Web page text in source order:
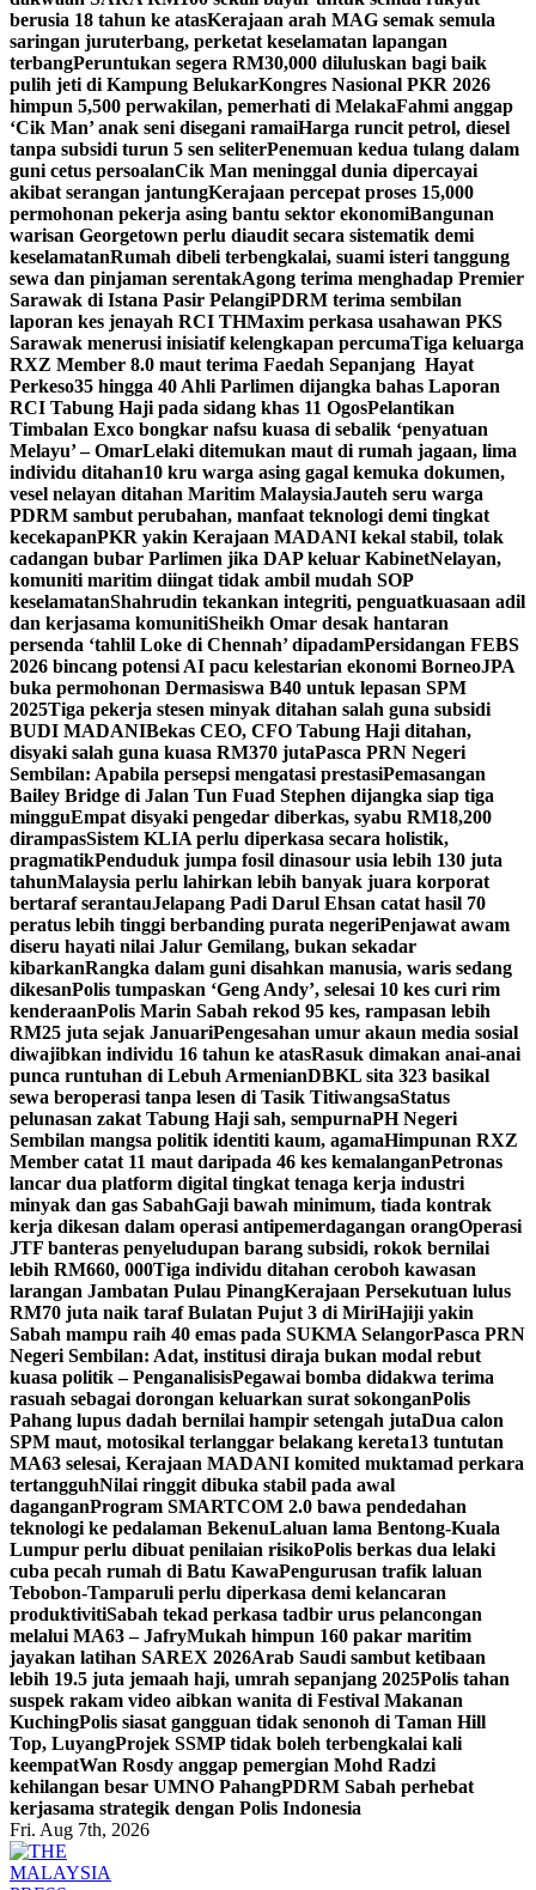
berusia 18 tahun ke atasKerajaan arah MAG semak semula
saringan juruterbang, perketat keselamatan lapangan
terbangPeruntukan segera RM30,000 diluluskan bagi baik
pulih jeti di Kampung BelukarKongres Nasional PKR 2026
himpun 5,500 perwakilan, pemerhati di MelakaFahmi anggap
‘Cik Man’ anak seni disegani ramaiHarga runcit petrol, diesel
tanpa subsidi turun 5 sen seliterPenemuan kedua tulang dalam
guni cetus persoalanCik Man meninggal dunia dipercayai
akibat serangan jantungKerajaan percepat proses 15,000
permohonan pekerja asing bantu sektor ekonomiBangunan
warisan Georgetown perlu diaudit secara sistematik demi
keselamatanRumah dibeli terbengkalai, suami isteri tanggung
sewa dan pinjaman serentakAgong terima menghadap Premier
Sarawak di Istana Pasir PelangiPDRM terima sembilan
laporan kes jenayah RCI THMaxim perkasa usahawan PKS
Sarawak menerusi inisiatif kelengkapan percumaTiga keluarga
RXZ Member 8.0 maut terima Faedah Sepanjang Hayat
Perkeso35 hingga 40 Ahli Parlimen dijangka bahas Laporan
RCI Tabung Haji pada sidang khas 11 OgosPelantikan
Timbalan Exco bongkar nafsu kuasa di sebalik ‘penyatuan
Melayu’ – OmarLelaki ditemukan maut di rumah jagaan, lima
individu ditahan10 kru warga asing gagal kemuka dokumen,
vesel nelayan ditahan Maritim MalaysiaJauteh seru warga
PDRM sambut perubahan, manfaat teknologi demi tingkat
kecekapanPKR yakin Kerajaan MADANI kekal stabil, tolak
cadangan bubar Parlimen jika DAP keluar KabinetNelayan,
komuniti maritim diingat tidak ambil mudah SOP
keselamatanShahrudin tekankan integriti, penguatkuasaan adil
dan kerjasama komunitiSheikh Omar desak hantaran
persenda ‘tahlil Loke di Chennah’ dipadamPersidangan FEBS
2026 bincang potensi AI pacu kelestarian ekonomi BorneoJPA
buka permohonan Dermasiswa B40 untuk lepasan SPM
2025Tiga pekerja stesen minyak ditahan salah guna subsidi
BUDI MADANIBekas CEO, CFO Tabung Haji ditahan,
disyaki salah guna kuasa RM370 jutaPasca PRN Negeri
Sembilan: Apabila persepsi mengatasi prestasiPemasangan
Bailey Bridge di Jalan Tun Fuad Stephen dijangka siap tiga
mingguEmpat disyaki pengedar diberkas, syabu RM18,200
dirampasSistem KLIA perlu diperkasa secara holistik,
pragmatikPenduduk jumpa fosil dinasour usia lebih 130 juta
tahunMalaysia perlu lahirkan lebih banyak juara korporat
bertaraf serantauJelapang Padi Darul Ehsan catat hasil 70
peratus lebih tinggi berbanding purata negeriPenjawat awam
diseru hayati nilai Jalur Gemilang, bukan sekadar
kibarkanRangka dalam guni disahkan manusia, waris sedang
dikesanPolis tumpaskan ‘Geng Andy’, selesai 10 kes curi rim
kenderaanPolis Marin Sabah rekod 95 kes, rampasan lebih
RM25 juta sejak JanuariPengesahan umur akaun media sosial
diwajibkan individu 16 tahun ke atasRasuk dimakan anai-anai
punca runtuhan di Lebuh ArmenianDBKL sita 323 basikal
sewa beroperasi tanpa lesen di Tasik TitiwangsaStatus
pelunasan zakat Tabung Haji sah, sempurnaPH Negeri
Sembilan mangsa politik identiti kaum, agamaHimpunan RXZ
Member catat 11 maut daripada 46 kes kemalanganPetronas
lancar dua platform digital tingkat tenaga kerja industri
minyak dan gas SabahGaji bawah minimum, tiada kontrak
kerja dikesan dalam operasi antipemerdagangan orangOperasi
JTF banteras penyeludupan barang subsidi, rokok bernilai
lebih RM660, 000Tiga individu ditahan ceroboh kawasan
larangan Jambatan Pulau PinangKerajaan Persekutuan lulus
RM70 juta naik taraf Bulatan Pujut 3 di MiriHajiji yakin
Sabah mampu raih 40 emas pada SUKMA SelangorPasca PRN
Negeri Sembilan: Adat, institusi diraja bukan modal rebut
kuasa politik – PenganalisisPegawai bomba didakwa terima
rasuah sebagai dorongan keluarkan surat sokonganPolis
Pahang lupus dadah bernilai hampir setengah jutaDua calon
SPM maut, motosikal terlanggar belakang kereta13 tuntutan
MA63 selesai, Kerajaan MADANI komited muktamad perkara
tertangguhNilai ringgit dibuka stabil pada awal
daganganProgram SMARTCOM 2.0 bawa pendedahan
teknologi ke pedalaman BekenuLaluan lama Bentong-Kuala
Lumpur perlu dibuat penilaian risikoPolis berkas dua lelaki
cuba pecah rumah di Batu KawaPengurusan trafik laluan
Tebobon-Tamparuli perlu diperkasa demi kelancaran
produktivitiSabah tekad perkasa tadbir urus pelancongan
melalui MA63 – JafryMukah himpun 160 pakar maritim
jayakan latihan SAREX 2026Arab Saudi sambut ketibaan
lebih 19.5 juta jemaah haji, umrah sepanjang 2025Polis tahan
suspek rakam video aibkan wanita di Festival Makanan
KuchingPolis siasat gangguan tidak senonoh di Taman Hill
Top, LuyangProjek SSMP tidak boleh terbengkalai kali
keempatWan Rosdy anggap pemergian Mohd Radzi
kehilangan besar UMNO PahangPDRM Sabah perhebat
kerjasama strategik dengan Polis Indonesia
Fri. Aug 7th, 2026